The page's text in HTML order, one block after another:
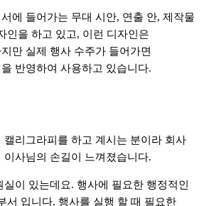
에 들어가는 무대 시안, 연출 안, 제작물
인을 하고 있고, 이런 디자인은
만 실제 행사 수주가 들어가면
반영하여 사용하고 있습니다.
캘리그라피를 하고 계시는 분이라 회사
이사님의 손길이 느껴졌습니다.
실이 있는데요. 행사에 필요한 행정적인
서 입니다. 행사를 실행 할 때 필요한